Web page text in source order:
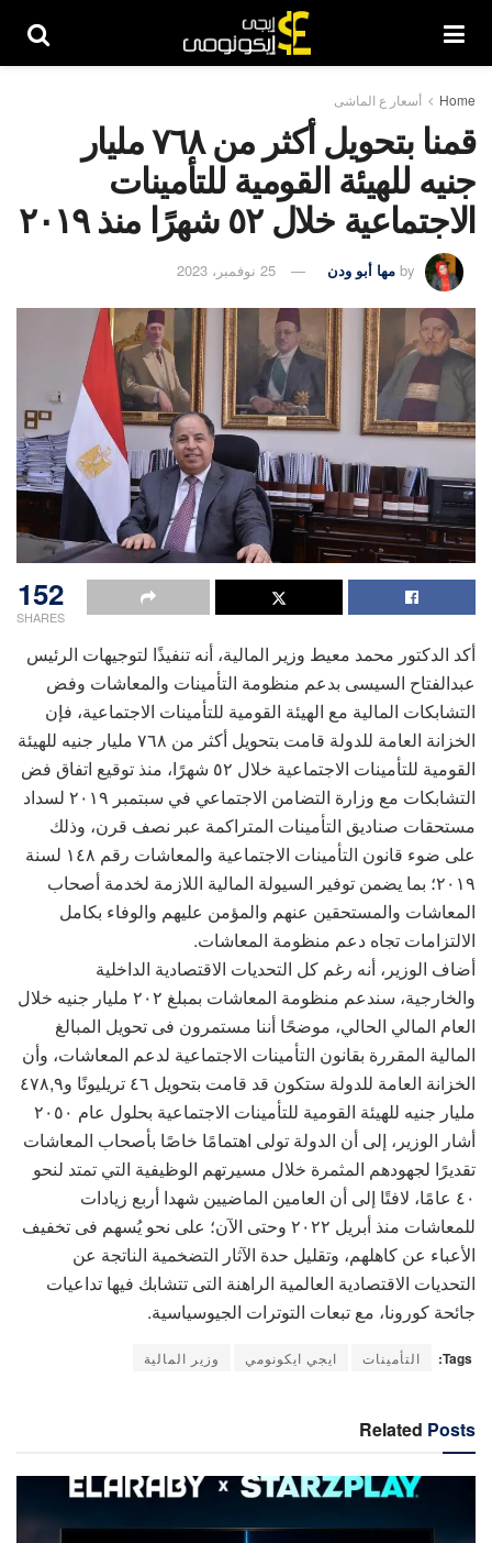
Home أسعار ع الماشى
قمنا بتحويل أكثر من ٧٦٨ مليار
جنيه للهيئة القومية للتأمينات
الاجتماعية خلال ٥٢ شهرًا منذ ٢٠١٩
by مها أبو ودن 25 نوفمبر، 2023
152
SHARES
أكد الدكتور محمد معيط وزير المالية، أنه تنفيذًا لتوجيهات الرئيس
عبدالفتاح السيسى بدعم منظومة التأمينات والمعاشات وفض
التشابكات المالية مع الهيئة القومية للتأمينات الاجتماعية، فإن
الخزانة العامة للدولة قامت بتحويل أكثر من ٧٦٨ مليار جنيه للهيئة
القومية للتأمينات الاجتماعية خلال ٥٢ شهرًا، منذ توقيع اتفاق فض
التشابكات مع وزارة التضامن الاجتماعي في سبتمبر ٢٠١٩ لسداد
مستحقات صناديق التأمينات المتراكمة عبر نصف قرن، وذلك
على ضوء قانون التأمينات الاجتماعية والمعاشات رقم ١٤٨ لسنة
٢٠١٩؛ بما يضمن توفير السيولة المالية اللازمة لخدمة أصحاب
المعاشات والمستحقين عنهم والمؤمن عليهم والوفاء بكامل
الالتزامات تجاه دعم منظومة المعاشات.
أضاف الوزير، أنه رغم كل التحديات الاقتصادية الداخلية
والخارجية، سندعم منظومة المعاشات بمبلغ ٢٠٢ مليار جنيه خلال
العام المالي الحالي، موضحًا أننا مستمرون فى تحويل المبالغ
المالية المقررة بقانون التأمينات الاجتماعية لدعم المعاشات، وأن
الخزانة العامة للدولة ستكون قد قامت بتحويل ٤٦ تريليونًا و٤٧٨,٩
مليار جنيه للهيئة القومية للتأمينات الاجتماعية بحلول عام ٢٠٥٠
أشار الوزير، إلى أن الدولة تولى اهتمامًا خاصًا بأصحاب المعاشات
تقديرًا لجهودهم المثمرة خلال مسيرتهم الوظيفية التي تمتد لنحو
٤٠ عامًا، لافتًا إلى أن العامين الماضيين شهدا أربع زيادات
للمعاشات منذ أبريل ٢٠٢٢ وحتى الآن؛ على نحو يُسهم فى تخفيف
الأعباء عن كاهلهم، وتقليل حدة الآثار التضخمية الناتجة عن
التحديات الاقتصادية العالمية الراهنة التى تتشابك فيها تداعيات
جائحة كورونا، مع تبعات التوترات الجيوسياسية.
Tags: التأمينات ايجي ايكونومي وزير المالية
Related Posts